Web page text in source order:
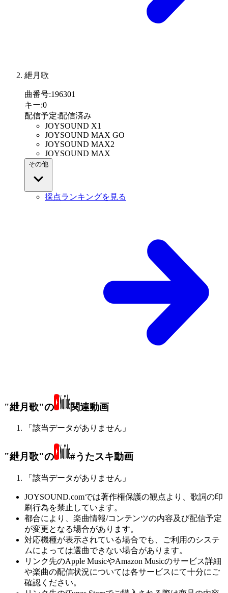
紲月歌
曲番号:196301
キー:0
配信予定:配信済み
JOYSOUND X1
JOYSOUND MAX GO
JOYSOUND MAX2
JOYSOUND MAX
その他
採点ランキングを見る
"紲月歌"の 関連動画
「該当データがありません」
"紲月歌"の #うたスキ動画
「該当データがありません」
JOYSOUND.comでは著作権保護の観点より、歌詞の印
刷行為を禁止しています。
都合により、楽曲情報/コンテンツの内容及び配信予定
が変更となる場合があります。
対応機種が表示されている場合でも、ご利用のシステ
ムによっては選曲できない場合があります。
リンク先のApple MusicやAmazon Musicのサービス詳細
や楽曲の配信状況については各サービスにて十分にご
確認ください。